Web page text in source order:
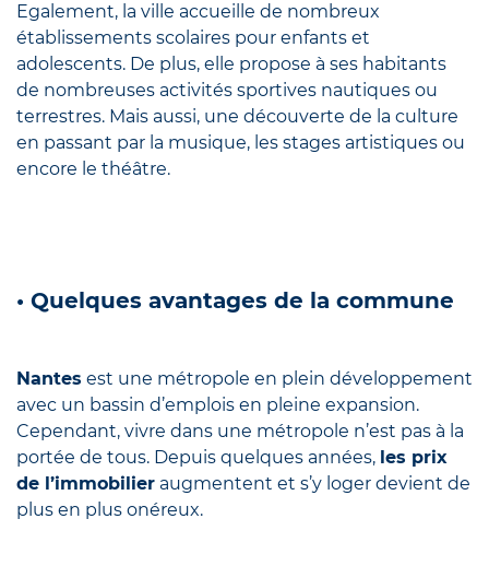
Egalement, la ville accueille de nombreux
établissements scolaires pour enfants et
adolescents. De plus, elle propose à ses habitants
de nombreuses activités sportives nautiques ou
terrestres. Mais aussi, une découverte de la culture
en passant par la musique, les stages artistiques ou
encore le théâtre.
• Quelques avantages de la commune
Nantes est une métropole en plein développement
avec un bassin d’emplois en pleine expansion.
Cependant, vivre dans une métropole n’est pas à la
portée de tous. Depuis quelques années, les prix
de l’immobilier augmentent et s’y loger devient de
plus en plus onéreux.